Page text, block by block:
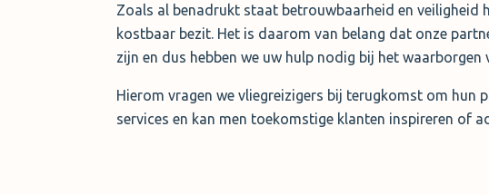
Zoals al benadrukt staat betrouwbaarheid en veiligheid
kostbaar bezit. Het is daarom van belang dat onze
zijn en dus hebben we uw hulp nodig bij het waarborgen
Hierom vragen we vliegreizigers bij terugkomst om hun
services en kan men toekomstige klanten inspireren of